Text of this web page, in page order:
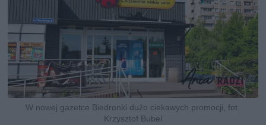
W nowej gazetce Biedronki dużo ciekawych promocji, fot.
Krzysztof Bubel